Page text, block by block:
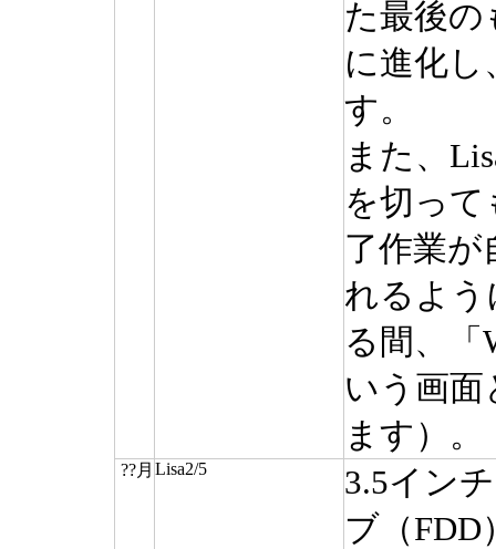
た最後の
に進化
す。
また、
を切っ
了作業が
れるよ
る間、「
いう画面
ます）。
??月 Lisa2/5
3.5イン
ブ（